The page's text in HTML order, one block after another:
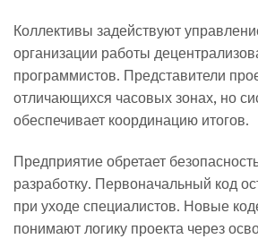
Коллективы задействуют
организации работы
программистов. Представители
отличающихся часовых зонах, но
обеспечивает координацию итогов.
Предприятие обретает
разработку. Первоначальный код
при уходе специалистов. Новые
понимают логику проекта через